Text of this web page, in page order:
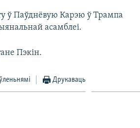
ў Паўднёвую Карэю ў Трампа
асамблеі.
Пэкін.
Друкаваць